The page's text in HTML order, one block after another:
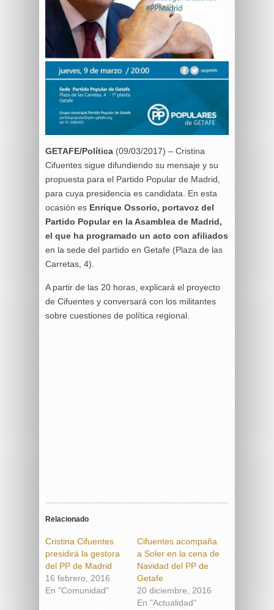
GETAFE/Política (09/03/2017) – Cristina
Cifuentes sigue difundiendo su mensaje y su
propuesta para el Partido Popular de Madrid,
para cuya presidencia es candidata. En esta
ocasión es Enrique Ossorio, portavoz del
Partido Popular en la Asamblea de Madrid,
el que ha programado un acto con afiliados
en la sede del partido en Getafe (Plaza de las
Carretas, 4).
A partir de las 20 horas, explicará el proyecto
de Cifuentes y conversará con los militantes
sobre cuestiones de política regional.
Relacionado
Cristina Cifuentes
presidirá la gestora
del PP de Madrid
16 febrero, 2016
En "Comunidad"
Cifuentes acompaña
a Soler en la cena de
Navidad del PP de
Getafe
20 diciembre, 2016
En "Actualidad"